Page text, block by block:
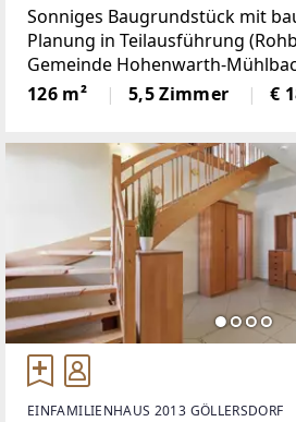
Sonniges Baugrundstück mit
Planung in Teilausführung
Gemeinde Hohenwarth-
auf seine Fertigstellung und
Sie fertig und ziehen in Kürze in
126 m² 5,5 Zimmer €
EINFAMILIENHAUS 2013 GÖLLERSDORF